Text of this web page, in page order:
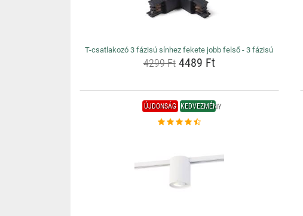
T-csatlakozó 3 fázisú sínhez fekete jobb felső - 3 fázisú
4299 Ft4489 Ft
ÚJDONSÁG KEDVEZMÉNY